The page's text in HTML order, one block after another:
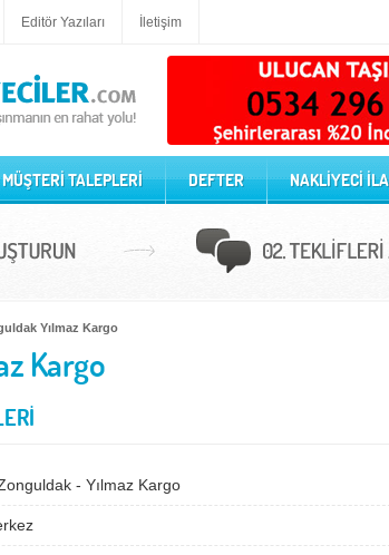
Editör Yazıları İletişim
MÜŞTERİ TALEPLERİ DEFTER NAKLİYECİ
Yılmaz Kargo
Kargo
- Yılmaz Kargo